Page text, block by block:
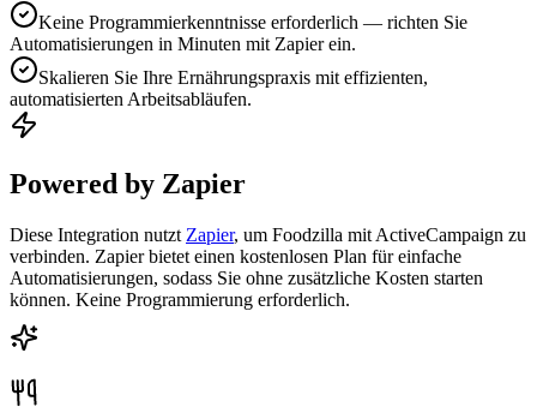
Keine Programmierkenntnisse erforderlich — richten Sie
Automatisierungen in Minuten mit Zapier ein.
Skalieren Sie Ihre Ernährungspraxis mit effizienten,
automatisierten Arbeitsabläufen.
Powered by Zapier
Diese Integration nutzt Zapier, um Foodzilla mit ActiveCampaign zu
verbinden. Zapier bietet einen kostenlosen Plan für einfache
Automatisierungen, sodass Sie ohne zusätzliche Kosten starten
können. Keine Programmierung erforderlich.